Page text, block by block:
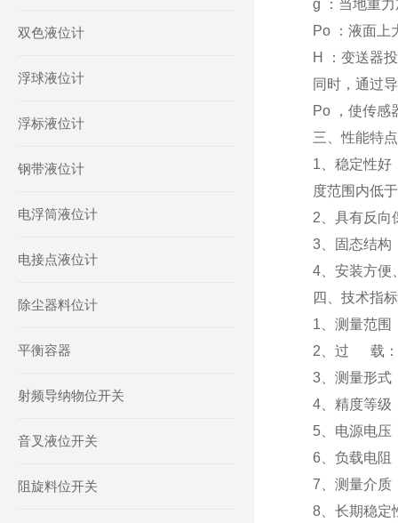
双色液位计
浮球液位计
浮标液位计
钢带液位计
电浮筒液位计
电接点液位计
除尘器料位计
平衡容器
射频导纳物位开关
音叉液位开关
阻旋料位开关
g ：当地重
Po ：液面上
H ：变送器
同时，通过
Po ，使传感
三、性能特
1、稳定性好
度范围内低
2、具有反向
3、固态结构
4、安装方便
四、技术指
1、测量范围
2、过 载：
3、测量形式
4、精度等级
5、电源电压
6、负载电阻
7、测量介质
8、长期稳定